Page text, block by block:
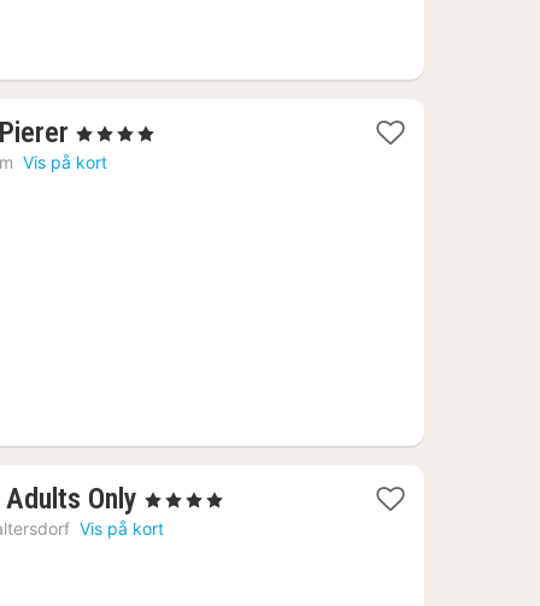
1
nat
, 4 Stjerner
Vis på kort
Only 1
nat
, 4 Stjerner
Vis på kort